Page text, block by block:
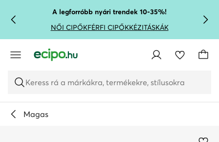
UGRÁS A FŐ TARTALOMRA
UGRÁS A KERESÉSHEZA legforróbb nyári trendek 10-35%!
NŐI CIPŐKFÉRFI CIPŐKKÉZITÁSKÁK
Keress rá a márkákra, termékekre, stílusokra
Magas